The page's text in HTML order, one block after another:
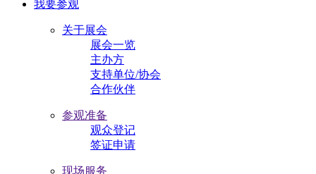
我要参观
关于展会
展会一览
主办方
支持单位/协会
合作伙伴
参观准备
观众登记
签证申请
现场服务